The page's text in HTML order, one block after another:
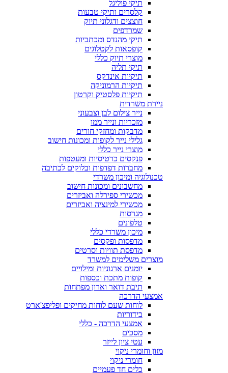
תיקי פוליגל
קלסרים ותיקי טבעות
חוצצים ודגלוני תיוק
שמרדפים
תיקי מהנדס ומכתביות
קופסאות לקטלוגים
מוצרי תיוק כללי
תיקי תליה
תיקיות אינדקס
תיקיות הרמוניקה
תיקיות פלסטיק וקרטון
ניירת משרדית
נייר צילום לבן וצבעוני
מזכריות ונייר ממו
מדבקות ומחזקי חורים
גלילי נייר לקופות ומכונות חישוב
מוצרי נייר כללי
פנקסים כרטיסיות ומעטפות
מחברות דפדפות ובלוקים לכתיבה
טכנולוגיה ומיכון משרדי
מחשבונים ומכונות חישוב
מכשירי ספירלה ואביזרים
מכשירי למינציה ואביזרים
מגרסות
טלפונים
מיכון משרדי כללי
מדפסות ופקסים
מדפסת תוויות וסרטים
מוצרים משלימים למשרד
יומנים ארגוניות ומילויים
קופות מתכת וכספות
תיבת דואר וארון מפתחות
אמצעי הדרכה
לוחות שעם לוחות מחיקים ופליפצ'ארט
בידוריות
אמצעי הדרכה - כללי
מסכים
עטי ציון לייזר
מזון וחומרי ניקוי
חומרי ניקוי
כלים חד פעמיים